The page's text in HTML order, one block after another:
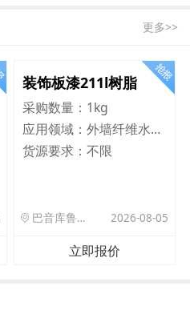
更多>>
装饰板漆211l树脂
采购数量： 1kg
应用领域：
外墙纤维水泥板
货源要求：不限
巴音库鲁提镇,托帕口岸六号库房 2026-08-05
立即报价